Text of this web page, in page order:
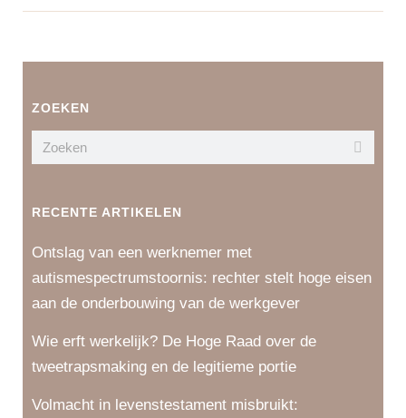
ZOEKEN
RECENTE ARTIKELEN
Ontslag van een werknemer met
autismespectrumstoornis: rechter stelt hoge eisen
aan de onderbouwing van de werkgever
Wie erft werkelijk? De Hoge Raad over de
tweetrapsmaking en de legitieme portie
Volmacht in levenstestament misbruikt: